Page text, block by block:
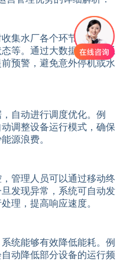
集水厂各个环节的数据，
等。通过大数据分析，系
预警，避免意外停机或水
自动进行调度优化。例
调整设备运行模式，确保
源浪费。
管理人员可以通过移动终
发现异常，系统可自动发
理，提高响应速度。
统能够有效降低能耗。例
动降低部分设备的运行频